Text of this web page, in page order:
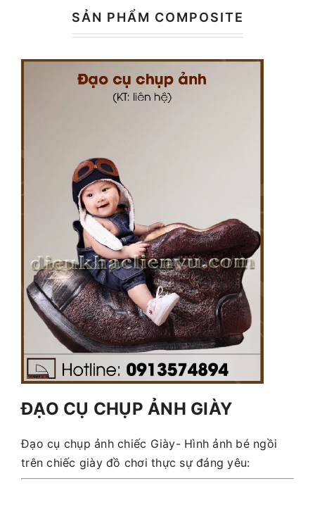
SẢN PHẨM COMPOSITE
ĐẠO CỤ CHỤP ẢNH GIÀY
Đạo cụ chụp ảnh chiếc Giày- Hình ảnh bé ngồi
trên chiếc giày đồ chơi thực sự đáng yêu: